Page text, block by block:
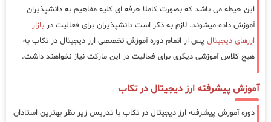
این حیطه می باشد که بصورت کاملا حرفه ای کلیه مفاهیم به دانشپذیران
آموزش داده میشوند. لازم به ذکر است دانشپذیران برای فعالیت در بازار
ارزهای دیجیتال پس از اتمام دوره آموزش تخصصی ارز دیجیتال در تکاب به
هیج کلاس آموزشی دیگری برای فعالیت در این مارکت نیاز نخواهند داشت.
آموزش پیشرفته ارز دیجیتال در تکاب
دوره آموزش پیشرفته ارز دیجیتال در تکاب با تدریس زیر نظر بهترین استادان